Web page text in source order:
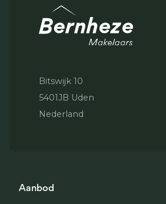
Bitswijk 10
5401JB Uden
Nederland
Aanbod